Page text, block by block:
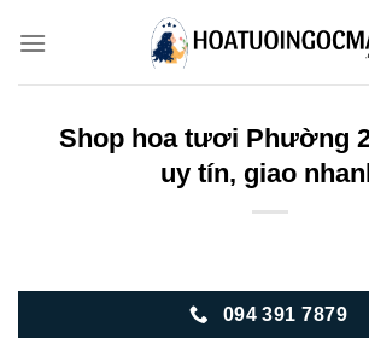
Shop hoa tươi Phường
uy tín, giao
094 391 7879